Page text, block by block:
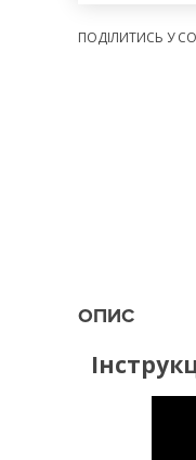
ПОДІЛИТИСЬ У
ОПИС